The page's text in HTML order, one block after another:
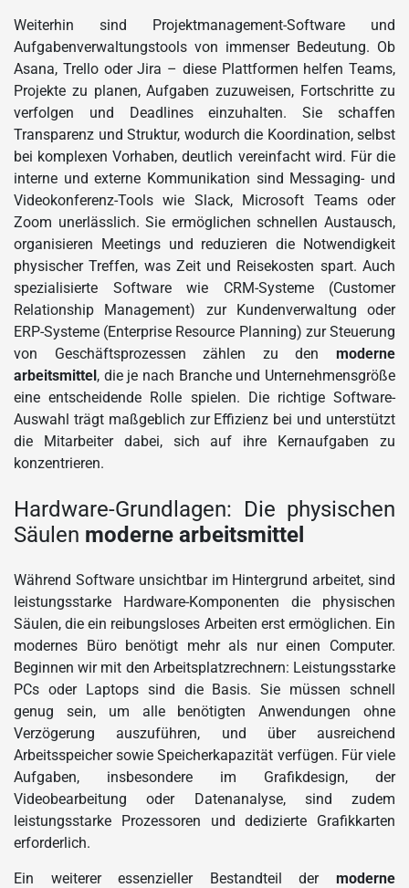
Weiterhin sind Projektmanagement-Software und
Aufgabenverwaltungstools von immenser Bedeutung. Ob
Asana, Trello oder Jira – diese Plattformen helfen Teams,
Projekte zu planen, Aufgaben zuzuweisen, Fortschritte zu
verfolgen und Deadlines einzuhalten. Sie schaffen
Transparenz und Struktur, wodurch die Koordination, selbst
bei komplexen Vorhaben, deutlich vereinfacht wird. Für die
interne und externe Kommunikation sind Messaging- und
Videokonferenz-Tools wie Slack, Microsoft Teams oder
Zoom unerlässlich. Sie ermöglichen schnellen Austausch,
organisieren Meetings und reduzieren die Notwendigkeit
physischer Treffen, was Zeit und Reisekosten spart. Auch
spezialisierte Software wie CRM-Systeme (Customer
Relationship Management) zur Kundenverwaltung oder
ERP-Systeme (Enterprise Resource Planning) zur Steuerung
von Geschäftsprozessen zählen zu den moderne
arbeitsmittel , die je nach Branche und Unternehmensgröße
eine entscheidende Rolle spielen. Die richtige Software-
Auswahl trägt maßgeblich zur Effizienz bei und unterstützt
die Mitarbeiter dabei, sich auf ihre Kernaufgaben zu
konzentrieren.
Hardware-Grundlagen: Die physischen
Säulen moderne arbeitsmittel
Während Software unsichtbar im Hintergrund arbeitet, sind
leistungsstarke Hardware-Komponenten die physischen
Säulen, die ein reibungsloses Arbeiten erst ermöglichen. Ein
modernes Büro benötigt mehr als nur einen Computer.
Beginnen wir mit den Arbeitsplatzrechnern: Leistungsstarke
PCs oder Laptops sind die Basis. Sie müssen schnell
genug sein, um alle benötigten Anwendungen ohne
Verzögerung auszuführen, und über ausreichend
Arbeitsspeicher sowie Speicherkapazität verfügen. Für viele
Aufgaben, insbesondere im Grafikdesign, der
Videobearbeitung oder Datenanalyse, sind zudem
leistungsstarke Prozessoren und dedizierte Grafikkarten
erforderlich.
Ein weiterer essenzieller Bestandteil der moderne